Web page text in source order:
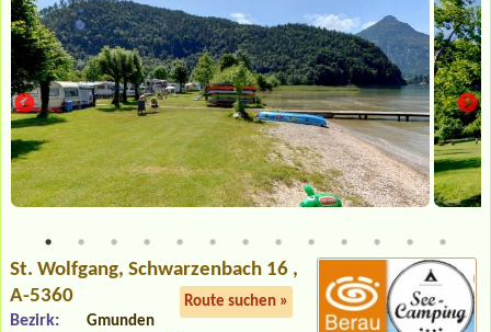
St. Wolfgang, Schwarzenbach 16 ,
A-5360
Route suchen »
Bezirk: Gmunden